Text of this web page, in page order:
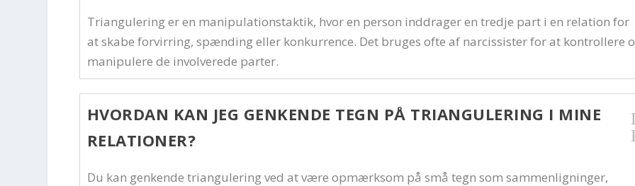
Triangulering er en manipulationstaktik, hvor en person inddrager en tredje part i en relation for
at skabe forvirring, spænding eller konkurrence. Det bruges ofte af narcissister for at kontrollere
manipulere de involverede parter.
HVORDAN KAN JEG GENKENDE TEGN PÅ TRIANGULERING I MINE
RELATIONER?
Du kan genkende triangulering ved at være opmærksom på små tegn som sammenligninger,